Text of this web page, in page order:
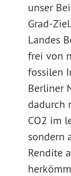
unser
Grad-
Landes
frei von
fossilen
Berliner
dadurch
CO2 im
sondern
Rendite